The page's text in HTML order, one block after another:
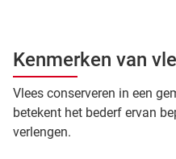
Kenmerken van
Vlees conserveren in een
betekent het bederf ervan
verlengen.